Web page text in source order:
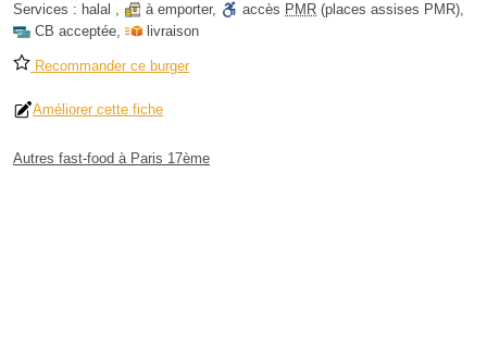
Services : halal , à emporter, accès PMR (places assises PMR),
CB acceptée, livraison
Recommander ce burger
Améliorer cette fiche
Autres fast-food à Paris 17ème